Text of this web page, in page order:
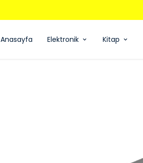
Anasayfa Elektronik Kitap